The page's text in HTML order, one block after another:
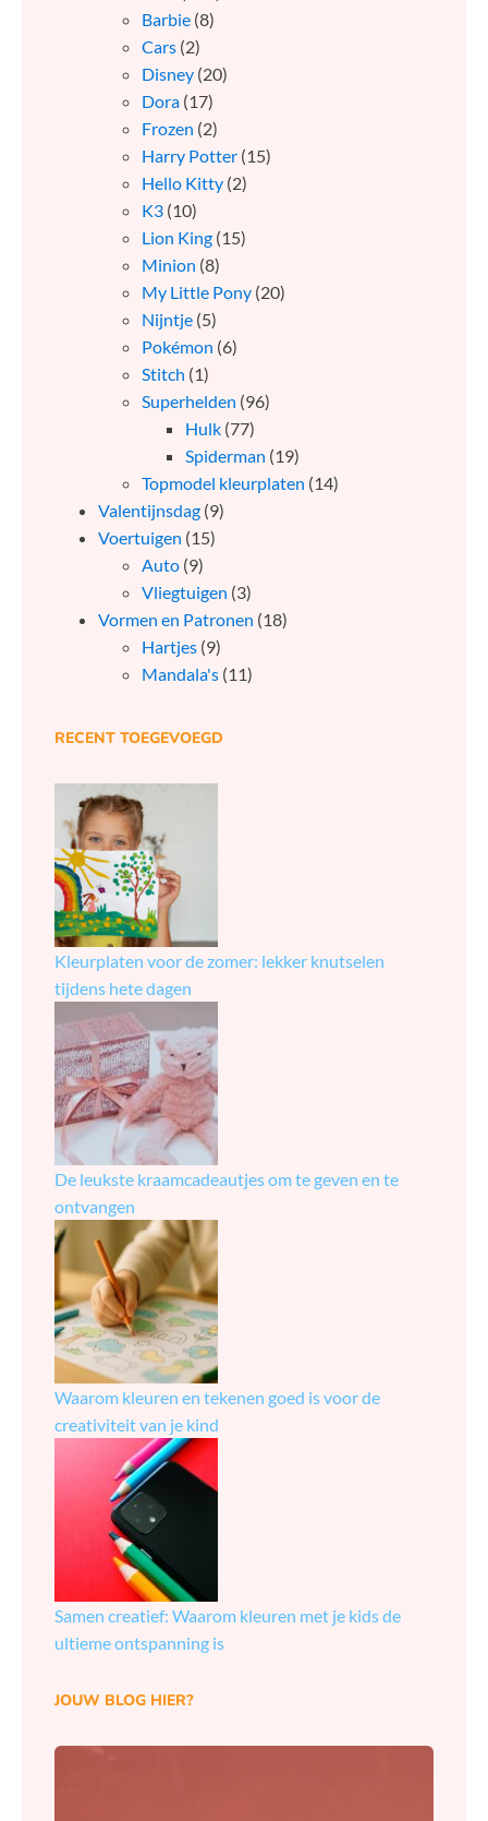
Barbie (8)
Cars (2)
Disney (20)
Dora (17)
Frozen (2)
Harry Potter (15)
Hello Kitty (2)
K3 (10)
Lion King (15)
Minion (8)
My Little Pony (20)
Nijntje (5)
Pokémon (6)
Stitch (1)
Superhelden (96)
Hulk (77)
Spiderman (19)
Topmodel kleurplaten (14)
Valentijnsdag (9)
Voertuigen (15)
Auto (9)
Vliegtuigen (3)
Vormen en Patronen (18)
Hartjes (9)
Mandala's (11)
RECENT TOEGEVOEGD
Kleurplaten voor de zomer: lekker knutselen
tijdens hete dagen
De leukste kraamcadeautjes om te geven en te
ontvangen
Waarom kleuren en tekenen goed is voor de
creativiteit van je kind
Samen creatief: Waarom kleuren met je kids de
ultieme ontspanning is
JOUW BLOG HIER?